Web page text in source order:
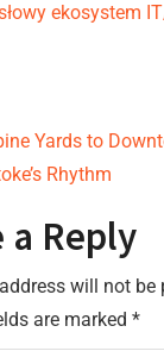
ekosystem
Yards to
Rhythm
a Reply
will not be
are marked *